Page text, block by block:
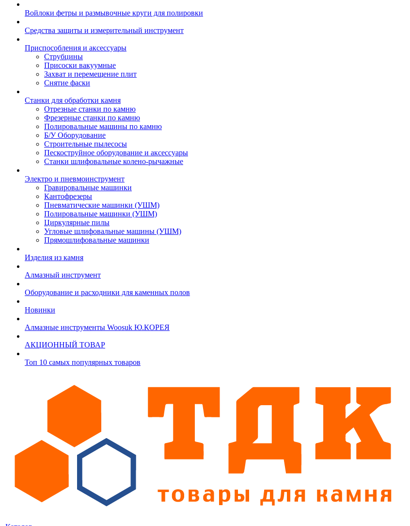
Войлоки фетры и размывочные круги для полировки
Средства защиты и измерительный инструмент
Приспособления и аксессуары
Струбцины
Присоски вакуумные
Захват и перемещение плит
Снятие фаски
Станки для обработки камня
Отрезные станки по камню
Фрезерные станки по камню
Полировальные машины по камню
Б/У Оборудование
Строительные пылесосы
Пескоструйное оборудование и аксессуары
Станки шлифовальные колено-рычажные
Электро и пневмоинструмент
Гравировальные машинки
Кантофрезеры
Пневматические машинки (УШМ)
Полировальные машинки (УШМ)
Циркулярные пилы
Угловые шлифовальные машины (УШМ)
Прямошлифовальные машинки
Изделия из камня
Алмазный инструмент
Оборудование и расходники для каменных полов
Новинки
Алмазные инструменты Woosuk Ю.КОРЕЯ
АКЦИОННЫЙ ТОВАР
Топ 10 самых популярных товаров